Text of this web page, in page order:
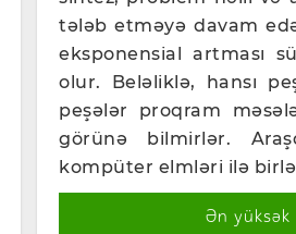
tələb etməyə davam
eksponensial artması
olur. Beləliklə, hansı
peşələr proqram
görünə bilmirlər.
kompüter elmləri ilə
Ən yüksək